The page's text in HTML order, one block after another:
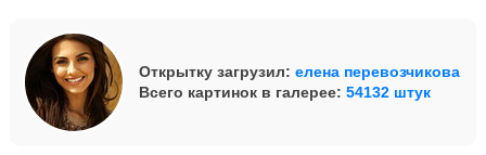
Открытку загрузил: елена перевозчикова
Всего картинок в галерее: 54132 штук